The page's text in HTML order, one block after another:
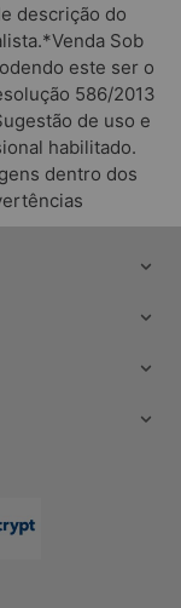
descrição do
Sob
este ser o
586/2013
de uso e
habilitado.
dentro dos